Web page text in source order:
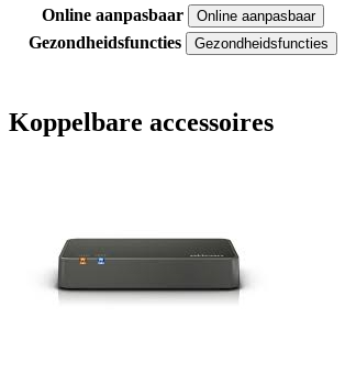
Online aanpasbaar
Online aanpasbaar
Gezondheidsfuncties
Gezondheidsfuncties
Koppelbare accessoires